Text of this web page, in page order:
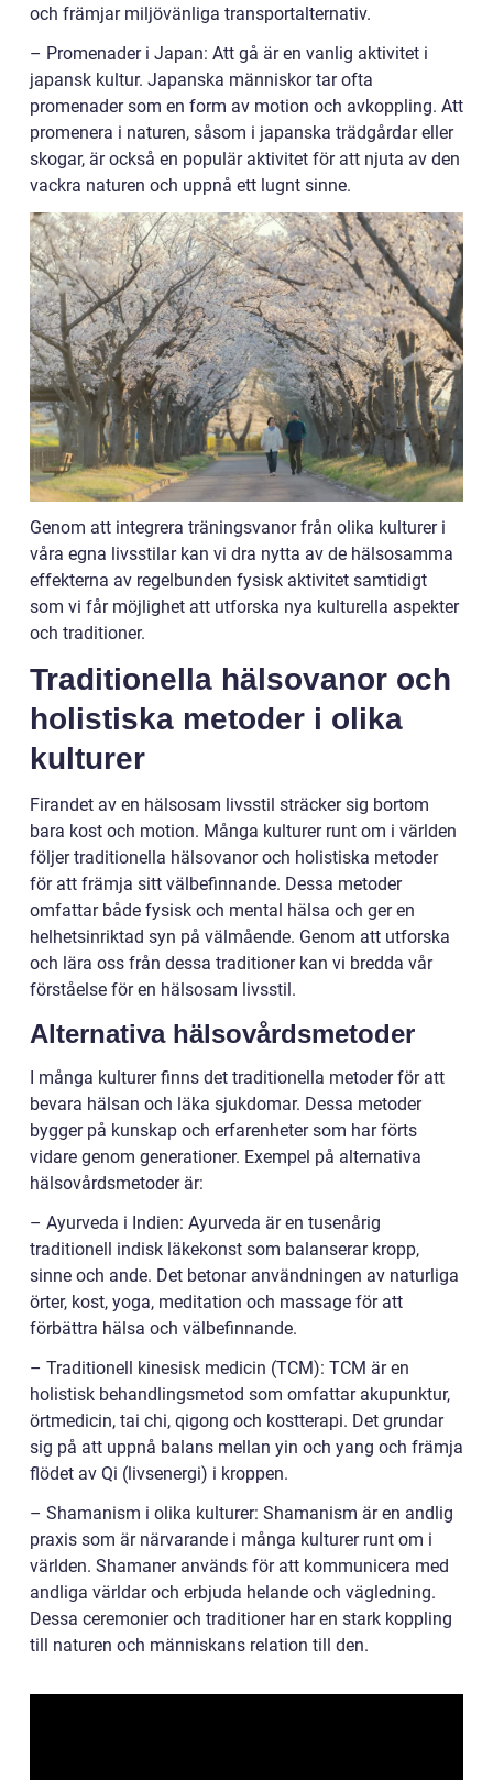
och främjar miljövänliga transportalternativ.
– Promenader i Japan: Att gå är en vanlig aktivitet i
japansk kultur. Japanska människor tar ofta
promenader som en form av motion och avkoppling. Att
promenera i naturen, såsom i japanska trädgårdar eller
skogar, är också en populär aktivitet för att njuta av den
vackra naturen och uppnå ett lugnt sinne.
Genom att integrera träningsvanor från olika kulturer i
våra egna livsstilar kan vi dra nytta av de hälsosamma
effekterna av regelbunden fysisk aktivitet samtidigt
som vi får möjlighet att utforska nya kulturella aspekter
och traditioner.
Traditionella hälsovanor och
holistiska metoder i olika
kulturer
Firandet av en hälsosam livsstil sträcker sig bortom
bara kost och motion. Många kulturer runt om i världen
följer traditionella hälsovanor och holistiska metoder
för att främja sitt välbefinnande. Dessa metoder
omfattar både fysisk och mental hälsa och ger en
helhetsinriktad syn på välmående. Genom att utforska
och lära oss från dessa traditioner kan vi bredda vår
förståelse för en hälsosam livsstil.
Alternativa hälsovårdsmetoder
I många kulturer finns det traditionella metoder för att
bevara hälsan och läka sjukdomar. Dessa metoder
bygger på kunskap och erfarenheter som har förts
vidare genom generationer. Exempel på alternativa
hälsovårdsmetoder är:
– Ayurveda i Indien: Ayurveda är en tusenårig
traditionell indisk läkekonst som balanserar kropp,
sinne och ande. Det betonar användningen av naturliga
örter, kost, yoga, meditation och massage för att
förbättra hälsa och välbefinnande.
– Traditionell kinesisk medicin (TCM): TCM är en
holistisk behandlingsmetod som omfattar akupunktur,
örtmedicin, tai chi, qigong och kostterapi. Det grundar
sig på att uppnå balans mellan yin och yang och främja
flödet av Qi (livsenergi) i kroppen.
– Shamanism i olika kulturer: Shamanism är en andlig
praxis som är närvarande i många kulturer runt om i
världen. Shamaner används för att kommunicera med
andliga världar och erbjuda helande och vägledning.
Dessa ceremonier och traditioner har en stark koppling
till naturen och människans relation till den.